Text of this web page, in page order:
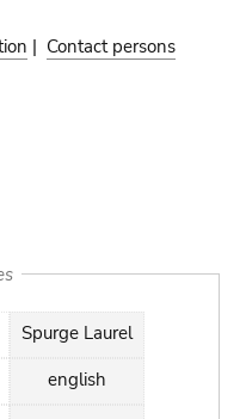
| Contact persons
Spurge Laurel
english